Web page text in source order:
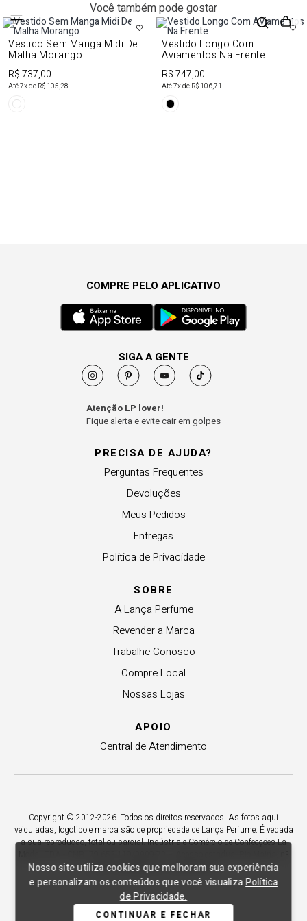
Nosso site utiliza cookies que melhoram sua experiência
e personalizam os conteúdos que você visualiza.Política
de Privacidade.
CONTINUAR E FECHAR
Você também pode gostar
Vestido Sem Manga Midi De
Malha Morango
R$ 737,00
Até7x de R$ 105,28
Vestido Longo Com
Aviamentos Na Frente
R$ 747,00
Até7x de R$ 106,71
PRECISA DE AJUDA?
Perguntas Frequentes
Devoluções
Meus Pedidos
Entregas
Política de Privacidade
SOBRE
A Lança Perfume
Revender a Marca
Trabalhe Conosco
Compre Local
Nossas Lojas
APOIO
Central de Atendimento
COMPRE PELO APLICATIVO
SIGA A GENTE
Atenção LP lover!
Fique alerta e evite cair em golpes
Copyright © 2012-2026. Todos os direitos reservados. As fotos aqui
veiculadas, logotipo e marca são de propriedade de Lança Perfume. É vedada
a sua reprodução, total ou parcial. Indústria e Comércio de Confecções La
1925 - Vila Macarini - Criciúma/SC.